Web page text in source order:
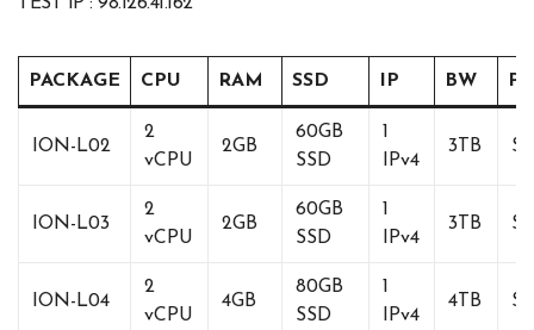
PACKAGE CPU RAM SSD IP BW
ION-L02
2
vCPU
2GB
60GB
SSD
1
IPv4
3TB
ION-L03
2
vCPU
2GB
60GB
SSD
1
IPv4
3TB
ION-L04
2
vCPU
4GB
80GB
SSD
1
IPv4
4TB